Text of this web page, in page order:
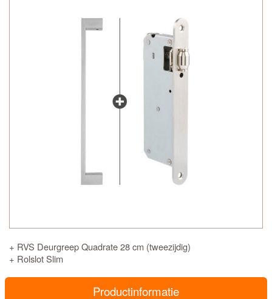
+ RVS Deurgreep Quadrate 28 cm (tweezijdig)
+ Rolslot Slim
Productinformatie